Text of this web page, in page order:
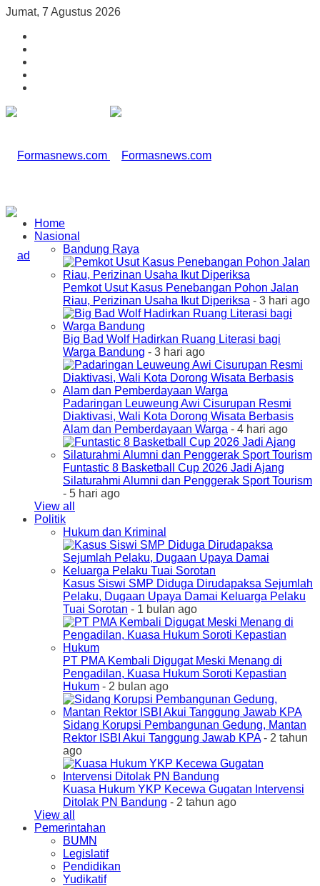
Jumat, 7 Agustus 2026
Home
Nasional
Bandung Raya
Pemkot Usut Kasus Penebangan Pohon Jalan
Riau, Perizinan Usaha Ikut Diperiksa - 3 hari ago
Big Bad Wolf Hadirkan Ruang Literasi bagi
Warga Bandung - 3 hari ago
Padaringan Leuweung Awi Cisurupan Resmi
Diaktivasi, Wali Kota Dorong Wisata Berbasis
Alam dan Pemberdayaan Warga - 4 hari ago
Funtastic 8 Basketball Cup 2026 Jadi Ajang
Silaturahmi Alumni dan Penggerak Sport Tourism
- 5 hari ago
View all
Politik
Hukum dan Kriminal
Kasus Siswi SMP Diduga Dirudapaksa Sejumlah
Pelaku, Dugaan Upaya Damai Keluarga Pelaku
Tuai Sorotan - 1 bulan ago
PT PMA Kembali Digugat Meski Menang di
Pengadilan, Kuasa Hukum Soroti Kepastian
Hukum - 2 bulan ago
Sidang Korupsi Pembangunan Gedung, Mantan
Rektor ISBI Akui Tanggung Jawab KPA- 2 tahun
ago
Kuasa Hukum YKP Kecewa Gugatan Intervensi
Ditolak PN Bandung - 2 tahun ago
View all
Pemerintahan
BUMN
Legislatif
Pendidikan
Yudikatif